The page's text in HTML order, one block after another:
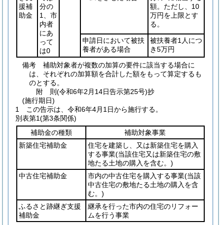
援補
助金
分の
1、市
内者
にあ
って
は0
額。ただし、10
万円を上限とす
る。
申請日において被扶
養者がある場合
被扶養者1人につ
き5万円
備考 補助対象者が複数の加算の要件に該当する場合に
は、それぞれの加算額を合計した額をもって算定するも
のとする。
附 則(令和6年2月14日告示第25号)抄
(施行期日)
1
この告示は、令和6年4月1日から施行する。
別表第1(第3条関係)
補助金の種類
補助対象事業
新築住宅補助金
住宅を建築し、又は新築住宅を購入
する事業(当該住宅又は新築住宅の敷
地たる土地の購入を含む。)
中古住宅補助金
市内の中古住宅を購入する事業(当該
中古住宅の敷地たる土地の購入を含
む。)
ふるさと跡継ぎ支援
補助金
継承を行った市内の住宅のリフォー
ムを行う事業